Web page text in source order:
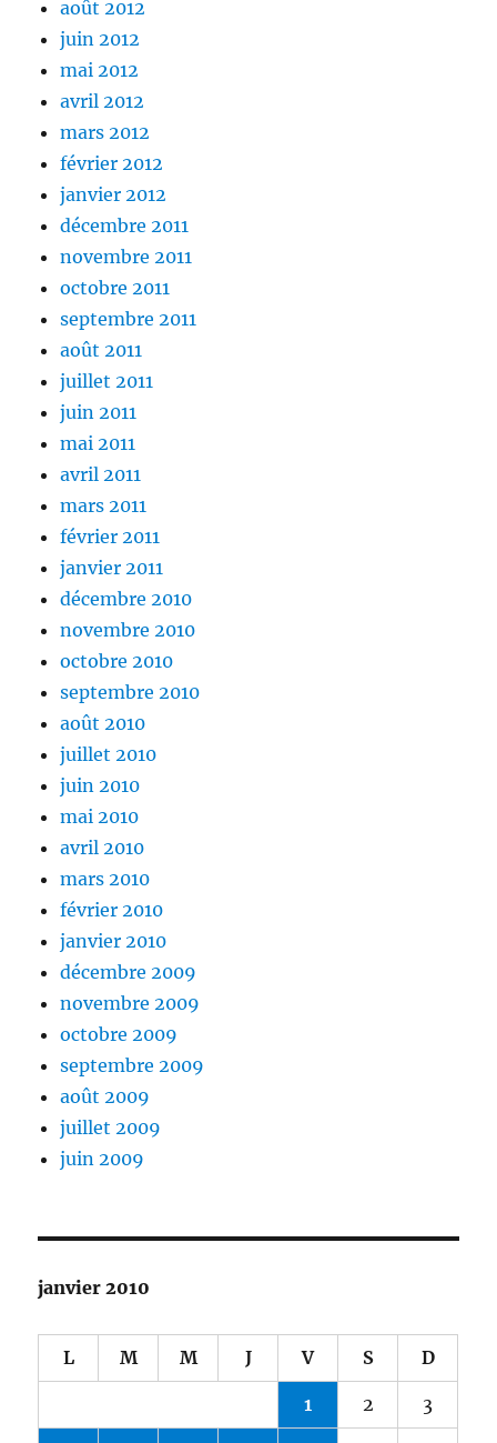
août 2012
juin 2012
mai 2012
avril 2012
mars 2012
février 2012
janvier 2012
décembre 2011
novembre 2011
octobre 2011
septembre 2011
août 2011
juillet 2011
juin 2011
mai 2011
avril 2011
mars 2011
février 2011
janvier 2011
décembre 2010
novembre 2010
octobre 2010
septembre 2010
août 2010
juillet 2010
juin 2010
mai 2010
avril 2010
mars 2010
février 2010
janvier 2010
décembre 2009
novembre 2009
octobre 2009
septembre 2009
août 2009
juillet 2009
juin 2009
janvier 2010
L M M J V S D
1 2 3